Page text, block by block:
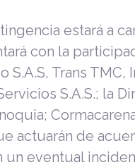
estará a
con la
S.A.S, Trans TMC,
S.A.S.; la
actuarán de
eventual